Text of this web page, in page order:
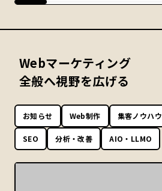
Webマーケティング
全般へ視野を広げる
お知らせ Web制作 集客ノウハウ
SEO 分析・改善 AIO・LLMO